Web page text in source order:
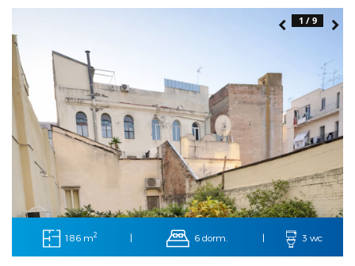
1 / 9
186 m2 | 6 dorm. | 3 wc